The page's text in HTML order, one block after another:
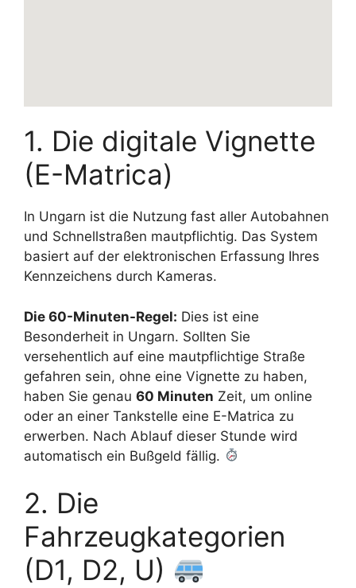
1. Die digitale Vignette
(E-Matrica)
In Ungarn ist die Nutzung fast aller Autobahnen
und Schnellstraßen mautpflichtig. Das System
basiert auf der elektronischen Erfassung Ihres
Kennzeichens durch Kameras.
Die 60-Minuten-Regel: Dies ist eine
Besonderheit in Ungarn. Sollten Sie
versehentlich auf eine mautpflichtige Straße
gefahren sein, ohne eine Vignette zu haben,
haben Sie genau 60 Minuten Zeit, um online
oder an einer Tankstelle eine E-Matrica zu
erwerben. Nach Ablauf dieser Stunde wird
automatisch ein Bußgeld fällig.
2. Die
Fahrzeugkategorien
(D1, D2, U)